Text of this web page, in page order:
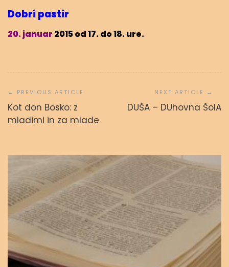
Dobri pastir
20. januar 2015 od 17. do 18. ure.
prispevka
Kot don Bosko: z
mladimi in za mlade
DUŠA – DUhovna ŠolA
Svetopisemske urice